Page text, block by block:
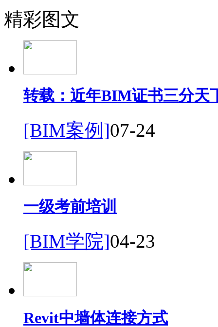
精彩图文
转载：近年BIM证书三分天
[BIM案例]07-24
一级考前培训
[BIM学院]04-23
Revit中墙体连接方式